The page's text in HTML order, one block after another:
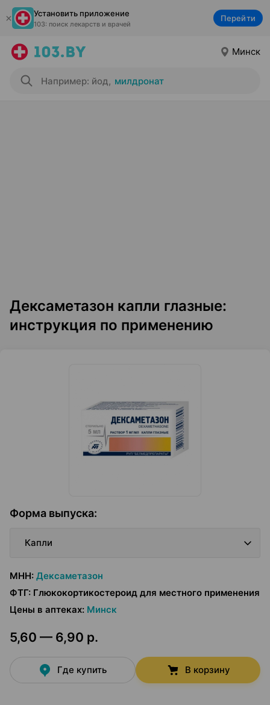
Установить приложение
103: поиск лекарств и врачей
Перейти
Минск
Например: йод, милдронат
Дексаметазон капли глазные:
инструкция по применению
Форма выпуска:
Капли
МНН: Дексаметазон
ФТГ: Глюкокортикостероид для местного применения
Цены в аптеках: Минск
5,60 — 6,90 р.
Где купить В корзину